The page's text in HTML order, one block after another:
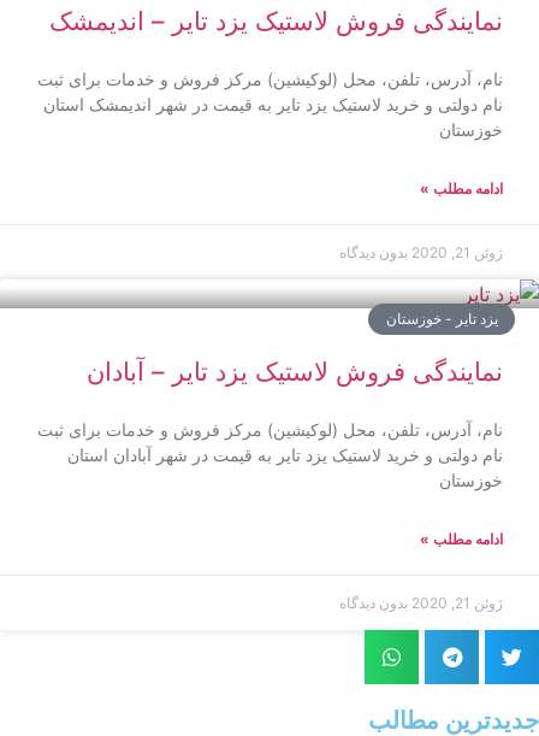
نمایندگی فروش لاستیک یزد تایر – اندیمشک
نام، آدرس، تلفن، محل (لوکیشین) مرکز فروش و خدمات برای ثبت
نام دولتی و خرید لاستیک یزد تایر به قیمت در شهر اندیمشک استان
خوزستان
ادامه مطلب »
ژوئن 21, 2020 بدون دیدگاه
یزد تایر - خوزستان
نمایندگی فروش لاستیک یزد تایر – آبادان
نام، آدرس، تلفن، محل (لوکیشین) مرکز فروش و خدمات برای ثبت
نام دولتی و خرید لاستیک یزد تایر به قیمت در شهر آبادان استان
خوزستان
ادامه مطلب »
ژوئن 21, 2020 بدون دیدگاه
جدیدترین مطالب